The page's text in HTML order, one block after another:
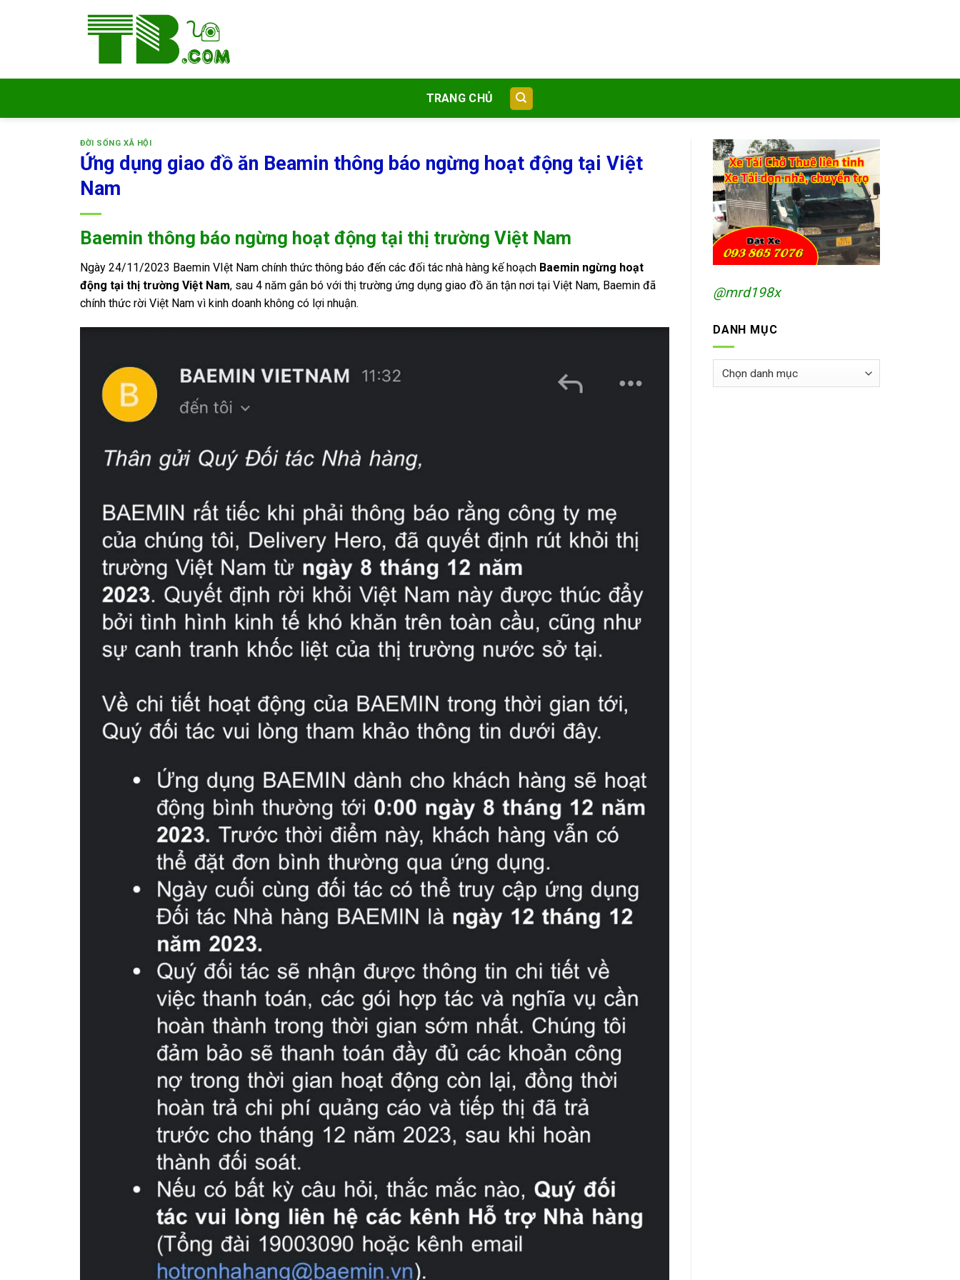
TRANG CHỦ
ĐỜI SỐNG XÃ HỘI
Ứng dụng giao đồ ăn Beamin thông báo ngừng hoạt động tại Việt
Nam
Baemin thông báo ngừng hoạt động tại thị trường Việt Nam
Ngày 24/11/2023 Baemin VIệt Nam chính thức thông báo đến các đối tác nhà hàng kế hoạch Baemin ngừng hoạt
động tại thị trường Việt Nam, sau 4 năm gắn bó với thị trường ứng dụng giao đồ ăn tận nơi tại Việt Nam, Baemin đã
chính thức rời Việt Nam vì kinh doanh không có lợi nhuận.
@mrd198x
DANH MỤC
Danh